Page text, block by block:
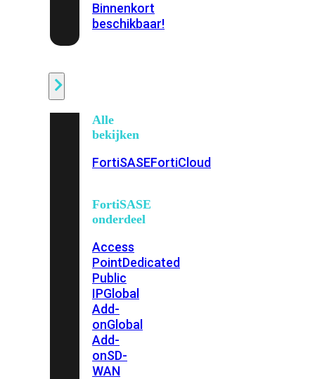
Binnenkort
beschikbaar!
Alle
bekijken
FortiSASEFortiCloud
FortiSASE
onderdeel
Access
PointDedicated
Public
IPGlobal
Add-
onGlobal
Add-
onSD-
WAN